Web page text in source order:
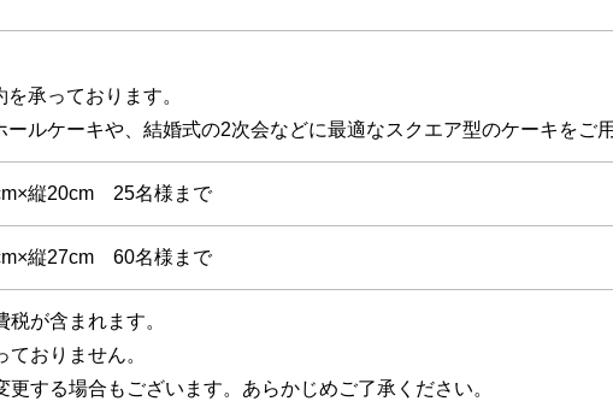
承っております。
ールケーキや、結婚式の2次会などに最適なスクエア型のケーキをご
縦20cm 25名様まで
縦27cm 60名様まで
が含まれます。
おりません。
する場合もございます。あらかじめご了承ください。